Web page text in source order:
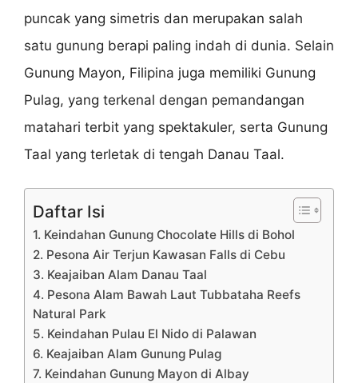
puncak yang simetris dan merupakan salah
satu gunung berapi paling indah di dunia. Selain
Gunung Mayon, Filipina juga memiliki Gunung
Pulag, yang terkenal dengan pemandangan
matahari terbit yang spektakuler, serta Gunung
Taal yang terletak di tengah Danau Taal.
Daftar Isi
1. Keindahan Gunung Chocolate Hills di Bohol
2. Pesona Air Terjun Kawasan Falls di Cebu
3. Keajaiban Alam Danau Taal
4. Pesona Alam Bawah Laut Tubbataha Reefs
Natural Park
5. Keindahan Pulau El Nido di Palawan
6. Keajaiban Alam Gunung Pulag
7. Keindahan Gunung Mayon di Albay